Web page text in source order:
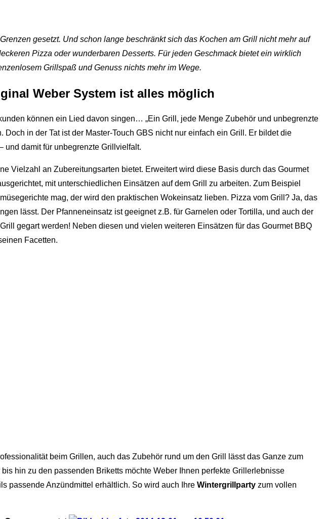
gesetzt. Und schon lange beschränkt sich das Kochen am Grill nicht mehr auf
Pizza oder wunderbaren Desserts. Für jeden Geschmack bietet ein wirklich
Grillspaß und Genuss nichts mehr im Wege.
Weber System ist alles möglich
können ein Lied davon singen… „Ein Grill, jede Menge Zubehör und unbegrenzte
in der Tat ist der Master-Touch GBS nicht nur einfach ein Grill. Er bildet die
und damit für unbegrenzte Grillvielfalt.
Vielzahl an Zubereitungsarten bietet. Erweitert wird diese Basis durch das Gourmet
mit unterschiedlichen Einsätzen auf dem Grill zu arbeiten. Zum Beispiel
mag, der wird den praktischen Wokeinsatz lieben. Pizza vom Grill? Ja, das
lässt. Der Pfanneneinsatz ist geeignet z.B. für Garnelen oder Tortilla, und auch der
gegart werden! Neben diesen und vielen weiteren Einsätzen für das Gourmet BBQ
Facetten.
beim Grillen, auch das Zubehör rund um den Grill lässt das Ganze zum
hin zu den passenden Briketts möchte Weber Ihnen perfekte Grillerlebnisse
passende Anzündmittel erhältlich. So wird auch Ihre Wintergrillparty zum vollen